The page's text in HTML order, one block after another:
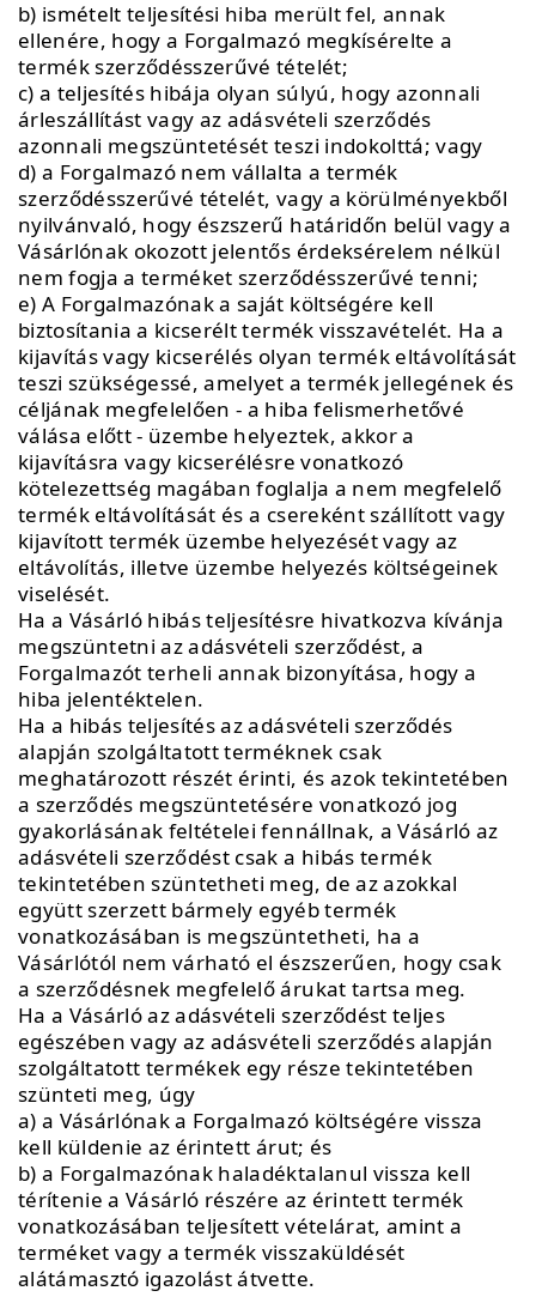
b) ismételt teljesítési hiba merült fel, annak
ellenére, hogy a Forgalmazó megkísérelte a
termék szerződésszerűvé tételét;
c) a teljesítés hibája olyan súlyú, hogy azonnali
árleszállítást vagy az adásvételi szerződés
azonnali megszüntetését teszi indokolttá; vagy
d) a Forgalmazó nem vállalta a termék
szerződésszerűvé tételét, vagy a körülményekből
nyilvánvaló, hogy észszerű határidőn belül vagy a
Vásárlónak okozott jelentős érdeksérelem nélkül
nem fogja a terméket szerződésszerűvé tenni;
e) A Forgalmazónak a saját költségére kell
biztosítania a kicserélt termék visszavételét. Ha a
kijavítás vagy kicserélés olyan termék eltávolítását
teszi szükségessé, amelyet a termék jellegének és
céljának megfelelően - a hiba felismerhetővé
válása előtt - üzembe helyeztek, akkor a
kijavításra vagy kicserélésre vonatkozó
kötelezettség magában foglalja a nem megfelelő
termék eltávolítását és a csereként szállított vagy
kijavított termék üzembe helyezését vagy az
eltávolítás, illetve üzembe helyezés költségeinek
viselését.
Ha a Vásárló hibás teljesítésre hivatkozva kívánja
megszüntetni az adásvételi szerződést, a
Forgalmazót terheli annak bizonyítása, hogy a
hiba jelentéktelen.
Ha a hibás teljesítés az adásvételi szerződés
alapján szolgáltatott terméknek csak
meghatározott részét érinti, és azok tekintetében
a szerződés megszüntetésére vonatkozó jog
gyakorlásának feltételei fennállnak, a Vásárló az
adásvételi szerződést csak a hibás termék
tekintetében szüntetheti meg, de az azokkal
együtt szerzett bármely egyéb termék
vonatkozásában is megszüntetheti, ha a
Vásárlótól nem várható el észszerűen, hogy csak
a szerződésnek megfelelő árukat tartsa meg.
Ha a Vásárló az adásvételi szerződést teljes
egészében vagy az adásvételi szerződés alapján
szolgáltatott termékek egy része tekintetében
szünteti meg, úgy
a) a Vásárlónak a Forgalmazó költségére vissza
kell küldenie az érintett árut; és
b) a Forgalmazónak haladéktalanul vissza kell
térítenie a Vásárló részére az érintett termék
vonatkozásában teljesített vételárat, amint a
terméket vagy a termék visszaküldését
alátámasztó igazolást átvette.